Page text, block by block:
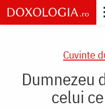
Skip
to
main
Cuvinte
Dumnezeu
celui